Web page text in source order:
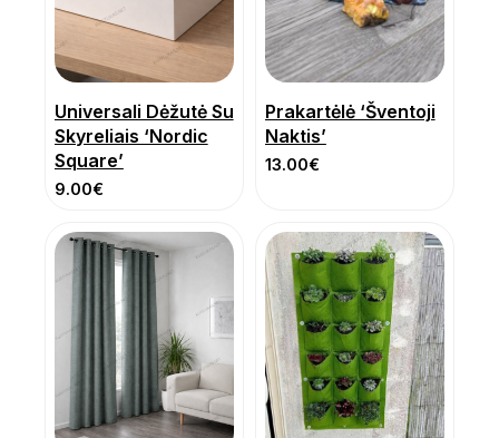
Universali Dėžutė Su
Skyreliais ‘Nordic
Square’
9.00€
Prakartėlė ‘Šventoji
Naktis’
13.00€